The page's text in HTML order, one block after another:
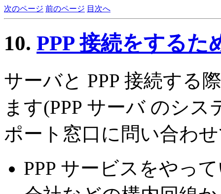
次のページ 前のページ 目次へ
10. PPP 接続をするた
サーバと PPP 接続する
ます(PPP サーバ のシ
ポート窓口に問い合わ
PPP サービスをやっ